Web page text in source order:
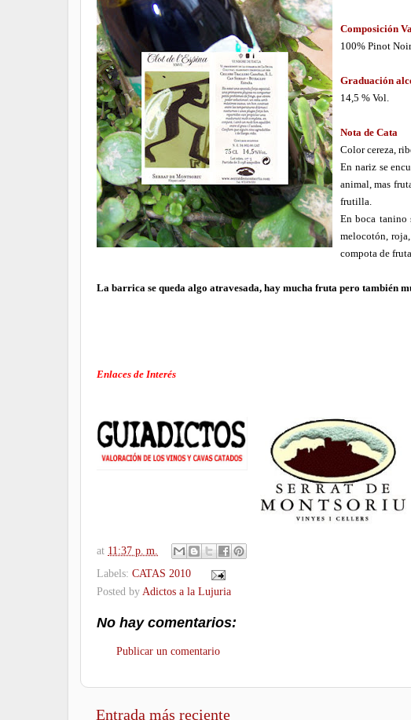
Composición
100% Pinot Noir
Graduación
14,5 % Vol.
Nota de Cata
Color cereza,
En nariz se
animal, mas
frutilla.
En boca tanino
melocotón,
compota de
La barrica se queda algo atravesada, hay mucha fruta pero también
Enlaces de Interés
at 11:37 p. m.
Labels: CATAS 2010
Posted byAdictos a la Lujuria
No hay comentarios:
Publicar un comentario
Entrada más reciente